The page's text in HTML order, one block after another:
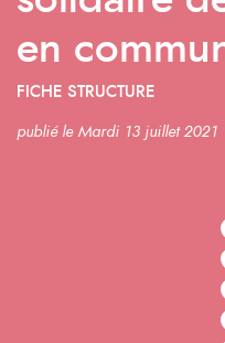
en
FICHE STRUCTURE
publié le Mardi 13 juillet 2021